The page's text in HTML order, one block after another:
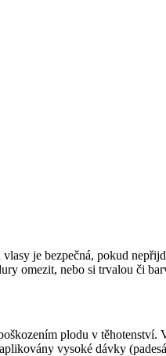
je bezpečná, pokud
omezit, nebo si trvalou či
plodu v těhotenství.
vysoké dávky